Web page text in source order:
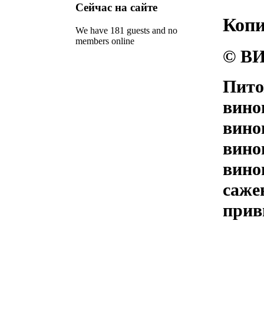
Сейчас на сайте
We have 181 guests and no
members online
©